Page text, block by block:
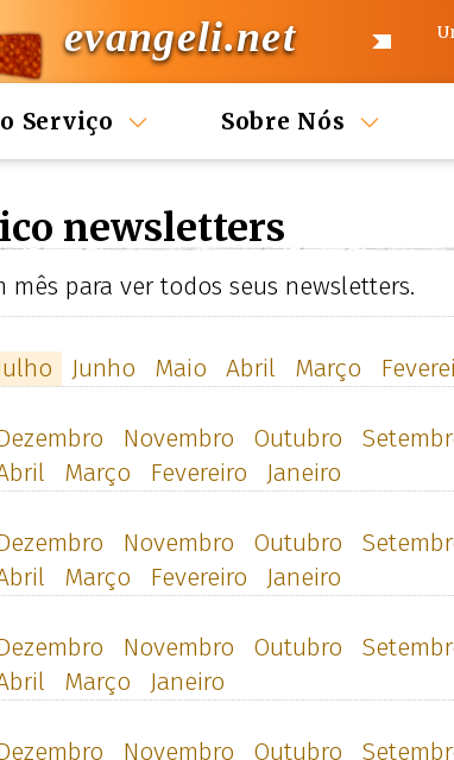
evangeli.net
Serviço Sobre Nós
newsletters
mês para ver todos seus newsletters.
Junho Maio Abril Março
Novembro Outubro
Março Fevereiro
Janeiro
Novembro Outubro
Março Fevereiro
Janeiro
Novembro Outubro
Março
Janeiro
Novembro Outubro